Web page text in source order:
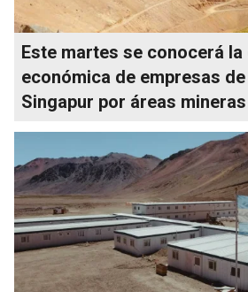
Este martes se conocerá
económica de empresas
Singapur por áreas